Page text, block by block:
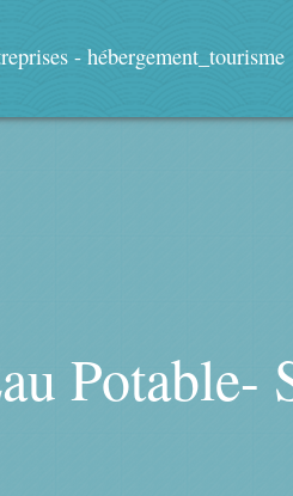
- hébergement_tourisme
Potable-